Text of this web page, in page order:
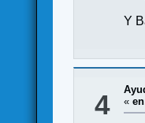
Y
4
«